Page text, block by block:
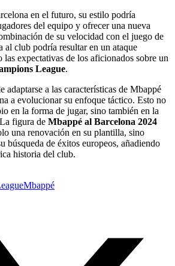
en el futuro, su estilo podría
del equipo y ofrecer una nueva
de su velocidad con el juego de
al club podría resultar en un ataque
las expectativas de los aficionados sobre un
League.
adaptarse a las características de Mbappé
a evolucionar su enfoque táctico. Esto no
en la forma de jugar, sino también en la
figura de Mbappé al Barcelona 2024
una renovación en su plantilla, sino
búsqueda de éxitos europeos, añadiendo
historia del club.
Mbappé